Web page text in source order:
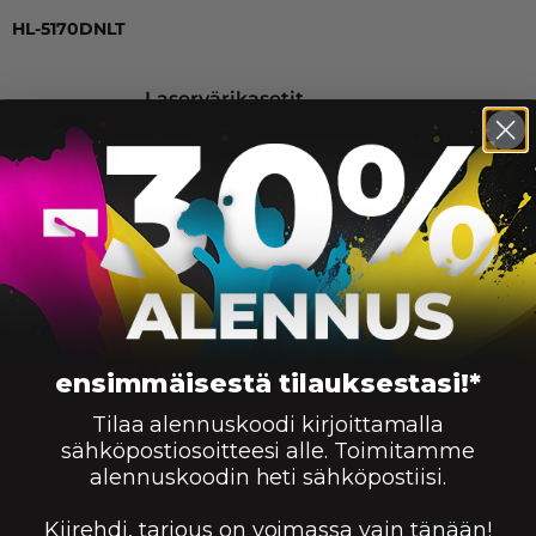
HL-5170DNLT
Laservärikasetit
Korkealaatuiset laserkasetit tuottaa
laadukkaita tulosteita ja terävää tekstiä.
Riittoisilla ja laadukkailla
mustekaseteillamme on kolmen vuoden
takuu.
Brother TN-3030 laserkasetti, musta –
tarvike, premium
3500 Väri: Saatavuus: 66,90€ KORIIN
Brother TN-3060 laserkasetti, musta –
ensimmäisestä tilauksestasi!*
Tilaa alennuskoodi kirjoittamalla
sähköpostiosoitteesi alle. Toimitamme
alennuskoodin heti sähköpostiisi.
Kiirehdi, tarjous on voimassa vain tänään!